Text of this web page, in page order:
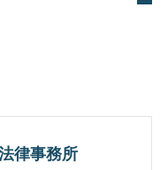
律事務所